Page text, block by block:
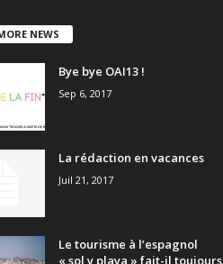
NEWS
Bye bye OAI13 !
Sep 6, 2017
La rédaction en vacances
Juil 21, 2017
Le tourisme à l’espagnol
« sol y playa » fait-il toujours